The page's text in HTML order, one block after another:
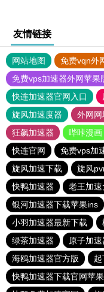
友情链接
网站地图 免费vqn外
免费vps加速器外网苹果
快连加速器官网入口
旋风加速度器
外网
狂飙加速器
哔咔漫画
快连官网
免费vps加
旋风加速下载
旋风
快鸭加速器
老王加
银河加速器下载苹果ins
小羽加速器最新下载
绿茶加速器
原子加
海鸥加速器官方版
快鸭加速器下载官网苹果